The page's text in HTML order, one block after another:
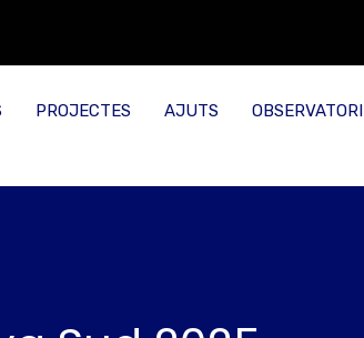
PROJECTES AJUTS OBSERVATORI